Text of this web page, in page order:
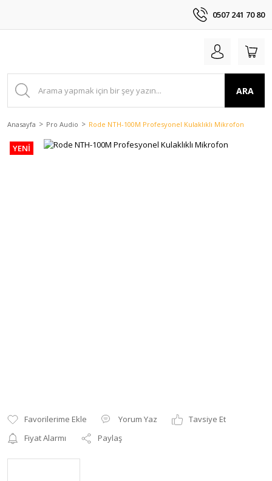
0507 241 70 80
ARA
Anasayfa Pro Audio Rode NTH-100M Profesyonel Kulaklıklı Mikrofon
YENİ
Yorum Yaz
Tavsiye Et
Fiyat Alarmı
Paylaş